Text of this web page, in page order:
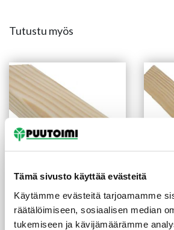
Tämä sivusto käyttää evästeitä
Käytämme evästeitä tarjoamamme
räätälöimiseen, sosiaalisen median
tukemiseen ja kävijämäärämme
Tutustu myös
Jalkalista 12X32X3300
mm mänty
(1,59 €/m)
mm